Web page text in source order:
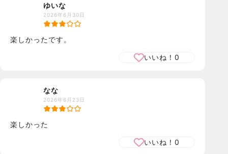
ゆいな
2026年6月30日
楽しかったです。
いいね！0
なな
2026年6月23日
楽しかった
いいね！0